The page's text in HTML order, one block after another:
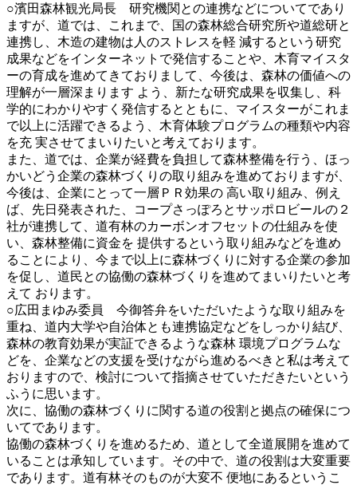
○濱田森林観光局長 研究機関との連携などについてであり
ますが、道では、これまで、国の森林総合研究所や道総研と
連携し、木造の建物は人のストレスを軽 減するという研究
成果などをインターネットで発信することや、木育マイスタ
ーの育成を進めてきておりまして、今後は、森林の価値への
理解が一層深まります よう、新たな研究成果を収集し、科
学的にわかりやすく発信するとともに、マイスターがこれま
で以上に活躍できるよう、木育体験プログラムの種類や内容
を充 実させてまいりたいと考えております。
また、道では、企業が経費を負担して森林整備を行う、ほっ
かいどう企業の森林づくりの取り組みを進めておりますが、
今後は、企業にとって一層ＰＲ効果の 高い取り組み、例え
ば、先日発表された、コープさっぽろとサッポロビールの２
社が連携して、道有林のカーボンオフセットの仕組みを使
い、森林整備に資金を 提供するという取り組みなどを進め
ることにより、今まで以上に森林づくりに対する企業の参加
を促し、道民との協働の森林づくりを進めてまいりたいと考
えて おります。
○広田まゆみ委員 今御答弁をいただいたような取り組みを
重ね、道内大学や自治体とも連携協定などをしっかり結び、
森林の教育効果が実証できるような森林 環境プログラムな
どを、企業などの支援を受けながら進めるべきと私は考えて
おりますので、検討について指摘させていただきたいという
ふうに思います。
次に、協働の森林づくりに関する道の役割と拠点の確保につ
いてであります。
協働の森林づくりを進めるため、道として全道展開を進めて
いることは承知しています。その中で、道の役割は大変重要
であります。道有林そのものが大変不 便地にあるというこ